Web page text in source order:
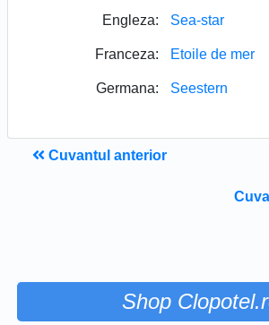
Engleza:
Sea-star
Franceza: Etoile de mer
Germana: Seestern
Cuvantul anterior
Shop